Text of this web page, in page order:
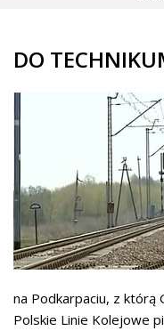
DO
na Podkarpaciu, z którą
Polskie Linie Kolejowe